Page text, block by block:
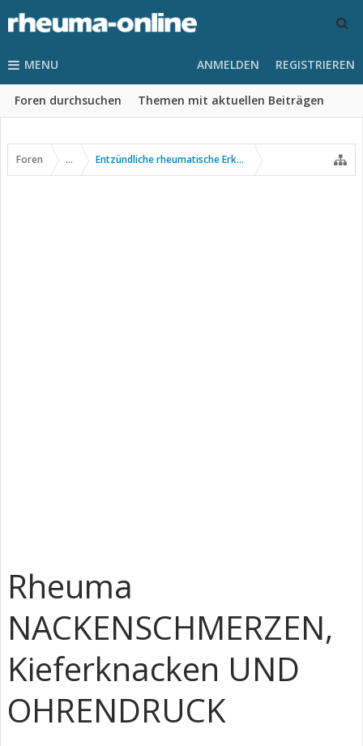
MENU
Foren durchsuchen Themen mit aktuellen Beiträgen
ANMELDEN REGISTRIEREN
Foren ... Entzündliche rheumatische Erkrankungen
Rheuma
NACKENSCHMERZEN,
Kieferknacken UND
OHRENDRUCK